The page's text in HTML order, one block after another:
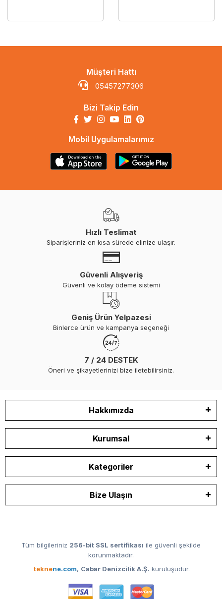
Müşteri Hattı
05457277306
Bizi Takip Edin
Mobil Uygulamalarımız
Hızlı Teslimat
Siparişleriniz en kısa sürede elinize ulaşır.
Güvenli Alışveriş
Güvenli ve kolay ödeme sistemi
Geniş Ürün Yelpazesi
Binlerce ürün ve kampanya seçeneği
7 / 24 DESTEK
Öneri ve şikayetlerinizi bize iletebilirsiniz.
Hakkımızda
Kurumsal
Kategoriler
Bize Ulaşın
Tüm bilgileriniz 256-bit SSL sertifikası ile güvenli şekilde
korunmaktadır.
teknene.com, Cabar Denizcilik A.Ş. kuruluşudur.